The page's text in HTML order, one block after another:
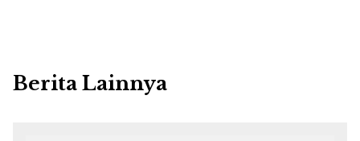
Berita Lainnya